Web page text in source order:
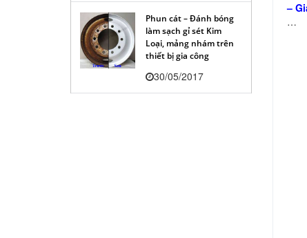
Phun cát – Đánh bóng
làm sạch gỉ sét Kim
Loại, mảng nhám trên
thiết bị gia công
30/05/2017
–
…